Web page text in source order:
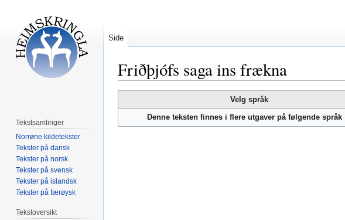
Friðþjófs saga ins frækna
til
navigering
til
Velg språk
Denne teksten finnes i flere utgaver på følgende språk
Side
Tekstsamlinger
Norrøne kildetekster
Tekster på dansk
Tekster på norsk
Tekster på svensk
Tekster på islandsk
Tekster på færøysk
Tekstoversikt